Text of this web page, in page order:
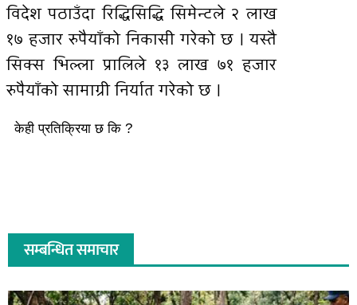
विदेश पठाउँदा रिद्धिसिद्धि सिमेन्टले २ लाख
१७ हजार रुपैयाँको निकासी गरेको छ । यस्तै
सिक्स भिल्ला प्रालिले १३ लाख ७१ हजार
रुपैयाँको सामाग्री निर्यात गरेको छ ।
केही प्रतिक्रिया छ कि ?
सम्बन्धित समाचार